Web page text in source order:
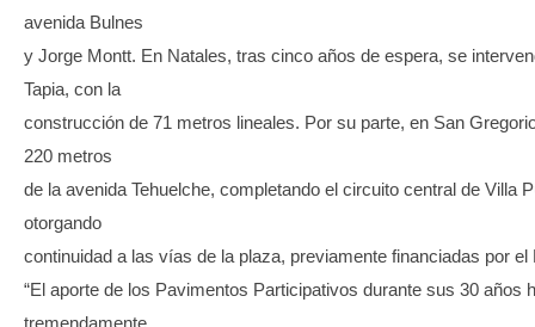
avenida Bulnes
y Jorge Montt. En Natales, tras cinco años de espera, se
Tapia, con la
construcción de 71 metros lineales. Por su parte, en San
220 metros
de la avenida Tehuelche, completando el circuito central de Villa
otorgando
continuidad a las vías de la plaza, previamente financiadas por el
“El aporte de los Pavimentos Participativos durante sus 30 años
tremendamente